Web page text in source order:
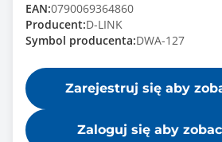
EAN:0790069364860
Producent:D-LINK
Symbol producenta:DWA-127
Zarejestruj się aby
Zaloguj się aby